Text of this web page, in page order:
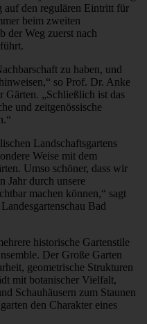
den regulären Eintritt für
beim zweiten
der Weg zuerst nach
zu haben, und
so Prof. Dr. Anke
Gärten. „Schließlich ist das
und zeitgenössische
Landschaftsgartens
Weise mit dem
Umso schöner, dass wir
Jahr durch unsere
machen können,“ sagt
Bad
historische Gartenstile
Der Große Garten
geometrische Strukturen
mit botanischer Vielfalt,
Schauhäusern zum Staunen
den Charakter eines